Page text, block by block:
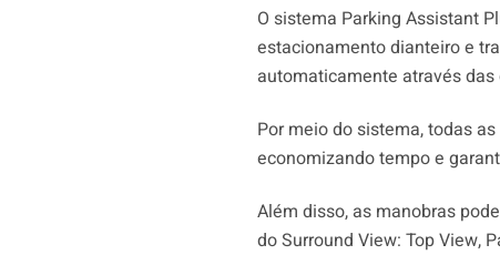
O sistema Parking Assistant
estacionamento dianteiro e
automaticamente através
Por meio do sistema, todas
economizando tempo e
Além disso, as manobras
do Surround View: Top View,